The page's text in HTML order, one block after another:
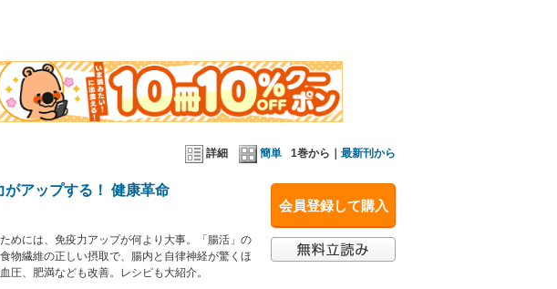
詳細 簡単 1巻から｜ 最新刊から
会員登録して購入
アップする！ 健康革命
めには、免疫力アップが何より大事。「腸活」の
物繊維の正しい摂取で、腸内と自律神経が驚くほ
圧、肥満なども改善。レシピも大紹介。